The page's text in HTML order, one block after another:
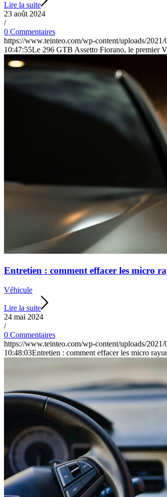
Lire la suite
23 août 2024
/
0 Commentaires
https://www.teinteo.com/wp-content/uploads/
10:47:55Le 296 GTB Assetto Fiorano, le premier
Entretien : comment effacer les micro
Véhicule
Lire la suite
24 mai 2024
/
0 Commentaires
https://www.teinteo.com/wp-content/uploads/2021/
10:48:03Entretien : comment effacer les micro